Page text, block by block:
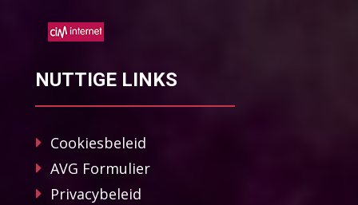
NUTTIGE LINKS
Cookiesbeleid
AVG Formulier
Privacybeleid